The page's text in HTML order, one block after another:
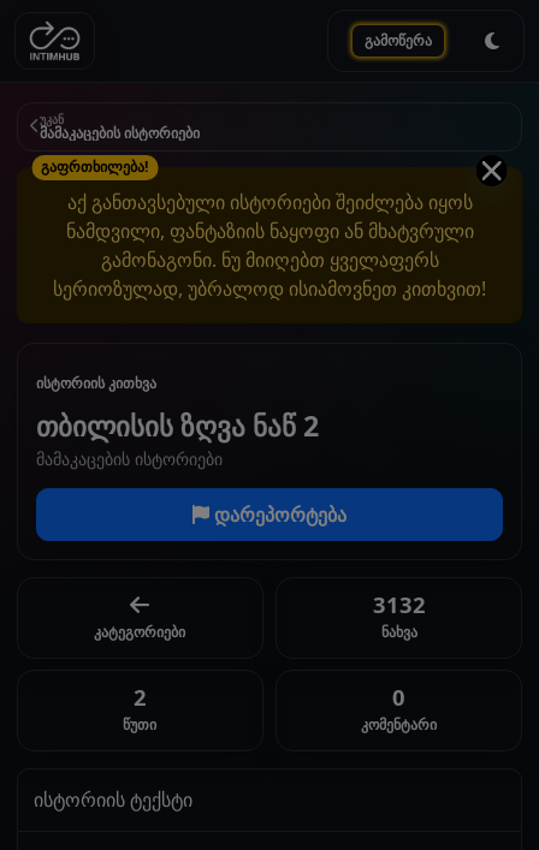
გამოწერა
უკან
მამაკაცების ისტორიები
გაფრთხილება!
აქ განთავსებული ისტორიები შეიძლება იყოს
ნამდვილი, ფანტაზიის ნაყოფი ან მხატვრული
გამონაგონი. ნუ მიიღებთ ყველაფერს
სერიოზულად, უბრალოდ ისიამოვნეთ კითხვით!
ისტორიის კითხვა
თბილისის ზღვა ნაწ 2
მამაკაცების ისტორიები
დარეპორტება
კატეგორიები
3132
ნახვა
2
წუთი
0
კომენტარი
ისტორიის ტექსტი